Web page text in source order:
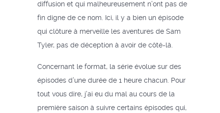
diffusion et qui malheureusement n’ont pas de
fin digne de ce nom. Ici, il y a bien un épisode
qui clôture à merveille les aventures de Sam
Tyler, pas de déception à avoir de côté-là.
Concernant le format, la série évolue sur des
épisodes d’une durée de 1 heure chacun. Pour
tout vous dire, j’ai eu du mal au cours de la
première saison à suivre certains épisodes qui,